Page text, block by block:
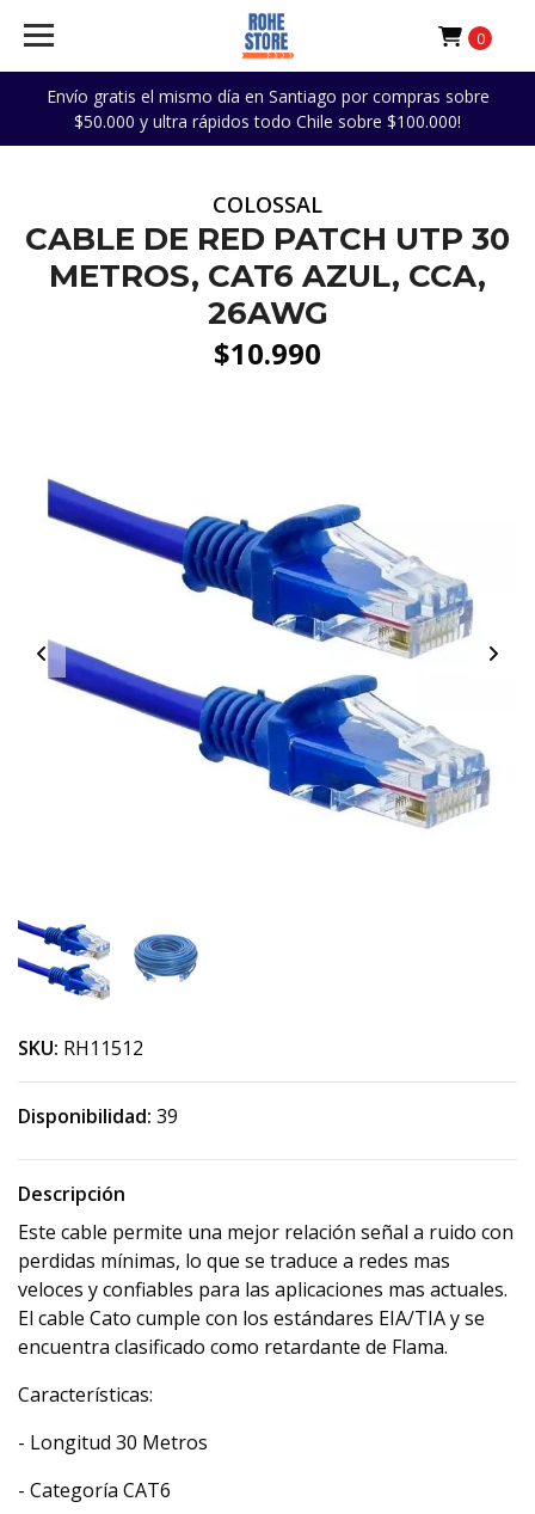
Envío gratis el mismo día en Santiago por compras sobre
$50.000 y ultra rápidos todo Chile sobre $100.000!
0
COLOSSAL
CABLE DE RED PATCH UTP 30
METROS, CAT6 AZUL, CCA,
26AWG
$10.990
SKU: RH11512
Disponibilidad: 39
Descripción
Este cable permite una mejor relación señal a ruido con
perdidas mínimas, lo que se traduce a redes mas
veloces y confiables para las aplicaciones mas actuales.
El cable Cato cumple con los estándares EIA/TIA y se
encuentra clasificado como retardante de Flama.
Características:
- Longitud 30 Metros
- Categoría CAT6